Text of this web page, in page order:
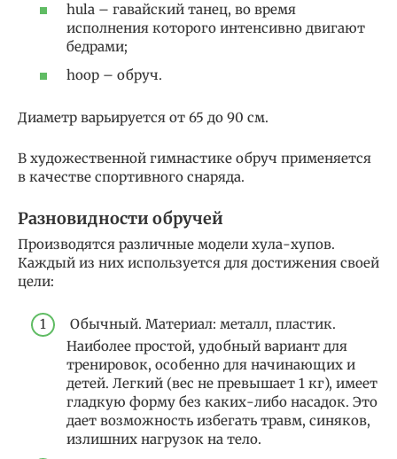
hula – гавайский танец, во время
исполнения которого интенсивно двигают
бедрами;
hoop – обруч.
Диаметр варьируется от 65 до 90 см.
В художественной гимнастике обруч применяется
в качестве спортивного снаряда.
Разновидности обручей
Производятся различные модели хула-хупов.
Каждый из них используется для достижения своей
цели:
Обычный. Материал: металл, пластик.
Наиболее простой, удобный вариант для
тренировок, особенно для начинающих и
детей. Легкий (вес не превышает 1 кг), имеет
гладкую форму без каких-либо насадок. Это
дает возможность избегать травм, синяков,
излишних нагрузок на тело.